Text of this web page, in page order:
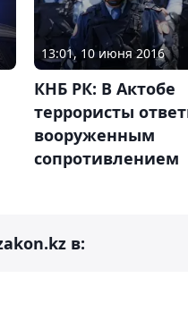
13:01, 10 июня 2016
КНБ РК: В Актобе
террористы
вооруженным
сопротивлением
в: